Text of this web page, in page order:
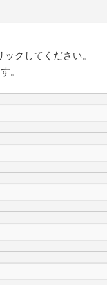
クしてください。
。